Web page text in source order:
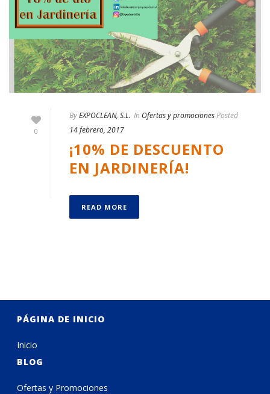
0
ByEXPOCLEAN, S.L. In Ofertas y promocionesPosted
14 febrero, 2017
¡10% DE DESCUENTO
EN JARDINERÍA!
READ MORE
PÁGINA DE INICIO
Inicio
BLOG
Ofertas y Promociones